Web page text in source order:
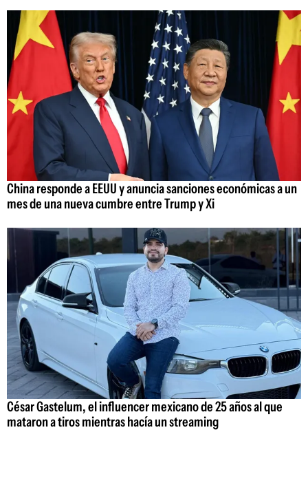
China responde a EEUU y anuncia sanciones económicas a un
mes de una nueva cumbre entre Trump y Xi
César Gastelum, el influencer mexicano de 25 años al que
mataron a tiros mientras hacía un streaming